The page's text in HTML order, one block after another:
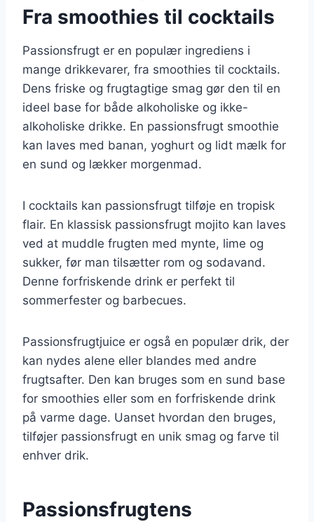
Fra smoothies til cocktails
Passionsfrugt er en populær ingrediens i
mange drikkevarer, fra smoothies til cocktails.
Dens friske og frugtagtige smag gør den til en
ideel base for både alkoholiske og ikke-
alkoholiske drikke. En passionsfrugt smoothie
kan laves med banan, yoghurt og lidt mælk for
en sund og lækker morgenmad.
I cocktails kan passionsfrugt tilføje en tropisk
flair. En klassisk passionsfrugt mojito kan laves
ved at muddle frugten med mynte, lime og
sukker, før man tilsætter rom og sodavand.
Denne forfriskende drink er perfekt til
sommerfester og barbecues.
Passionsfrugtjuice er også en populær drik, der
kan nydes alene eller blandes med andre
frugtsafter. Den kan bruges som en sund base
for smoothies eller som en forfriskende drink
på varme dage. Uanset hvordan den bruges,
tilføjer passionsfrugt en unik smag og farve til
enhver drik.
Passionsfrugtens